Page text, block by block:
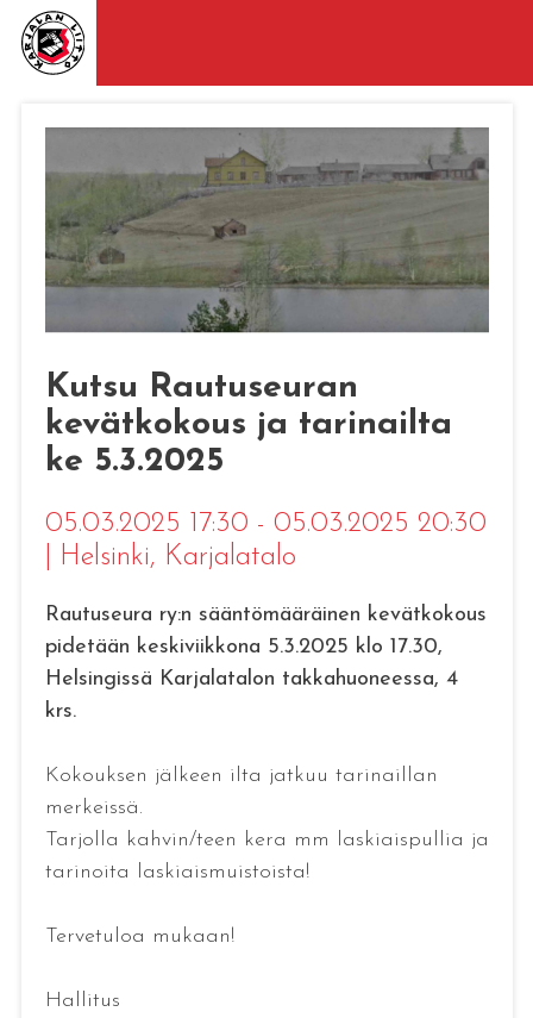
Kutsu Rautuseuran
kevätkokous ja tarinailta
ke 5.3.2025
05.03.2025 17:30 - 05.03.2025 20:30
Helsinki, Karjalatalo
Rautuseura ry:n sääntömääräinen kevätkokous
pidetään keskiviikkona 5.3.2025 klo 17.30,
Helsingissä Karjalatalon takkahuoneessa, 4
krs.
Kokouksen jälkeen ilta jatkuu tarinaillan
merkeissä.
Tarjolla kahvin/teen kera mm laskiaispullia ja
tarinoita laskiaismuistoista!
Tervetuloa mukaan!
Hallitus